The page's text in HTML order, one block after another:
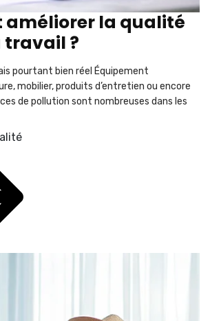
améliorer la qualité
travail ?
pourtant bien réel Équipement
mobilier, produits d’entretien ou encore
de pollution sont nombreuses dans les